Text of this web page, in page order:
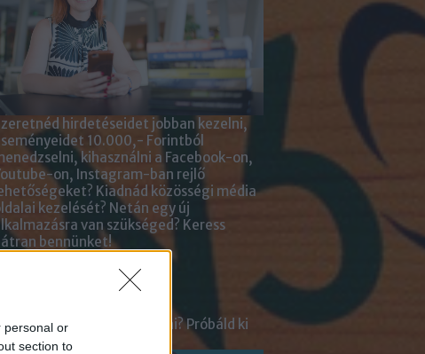
personal or
section to
hirdetéseidet jobban kezelni,
10.000,- Forintból
kihasználni a Facebook-on,
on, Instagram-ban rejlő
Kiadnád közösségi média
kezelését? Netán egy új
van szükséged? Keress
bennünket!
velünk beszélgetni? Próbáld ki
Chatbotunkat!